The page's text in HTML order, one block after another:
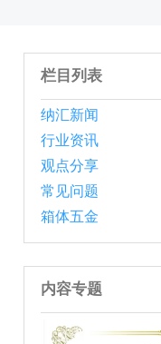
栏目列表
纳汇新闻
行业资讯
观点分享
常见问题
箱体五金
内容专题